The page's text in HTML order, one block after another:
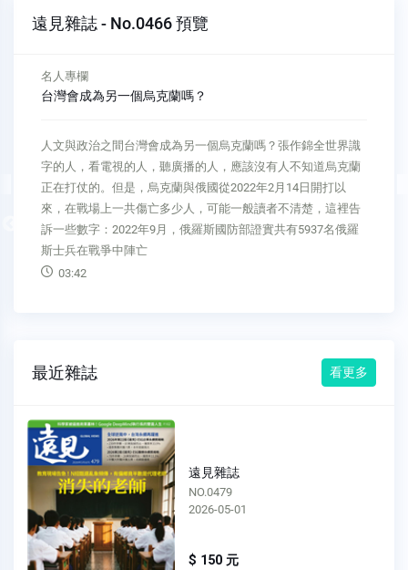
遠見雜誌 - No.0466 預覽
Previous
名人專欄
台灣會成為另一個烏克蘭嗎？
人文與政治之間台灣會成為另一個烏克蘭嗎？張作錦全世界識
字的人，看電視的人，聽廣播的人，應該沒有人不知道烏克蘭
正在打仗的。但是，烏克蘭與俄國從2022年2月14日開打以
來，在戰場上一共傷亡多少人，可能一般讀者不清楚，這裡告
訴一些數字：2022年9月，俄羅斯國防部證實共有5937名俄羅
斯士兵在戰爭中陣亡
03:42
最近雜誌 看更多
遠見雜誌
NO.0479
2026-05-01
$ 150 元